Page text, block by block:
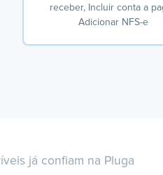
receber, Incluir conta a
Adicionar NFS-e
já confiam na Pluga